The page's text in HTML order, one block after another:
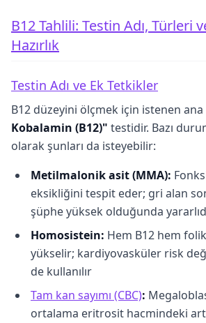
B12 Tahlili: Testin Adı, Türleri
Hazırlık
Testin Adı ve Ek Tetkikler
B12 düzeyini ölçmek için istenen
Kobalamin (B12)" testidir. Bazı
olarak şunları da isteyebilir:
Metilmalonik asit (MMA):
eksikliğini tespit eder; gri alan
şüphe yüksek olduğunda
Homosistein: Hem B12 hem
yükselir; kardiyovasküler risk
de kullanılır
Tam kan sayımı (CBC):
ortalama eritrosit hacmindeki